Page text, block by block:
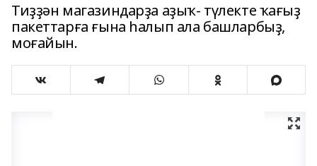
Тиҙҙән магазиндарҙа аҙыҡ- түлекте ҡағыҙ
пакеттарға ғына һалып ала башларбыҙ,
моғайын.